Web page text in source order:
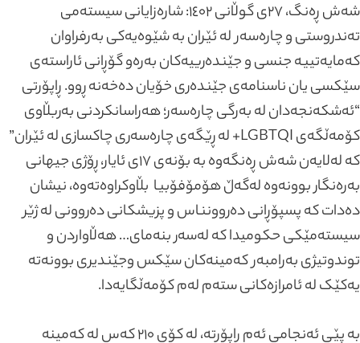
شەش ڕەنگ، ٢٧ی گوڵانی ١٤٠٢: شارەزایانی سیستەمی
تەندروستی و چارەسەر لە ئێران بە شێوەیەکی بەرفراوان
کەمایەتییە جنسی و جێندەرییەکان بەرەو گۆڕانی ئاراستەی
سێکسی یان ناسنامەی جێندەری خۆیان دەخەنە ڕوو. ڕاپۆرتی
“ئەشکەنجەدان لە بەرگی چارەسەر؛ هەراسانکردنی بەربڵاوی
کۆمەڵگەی LGBTQI+ لە ڕێگەی چارەسەری چاکسازی لە ئێران”
کە لەلایەن شەش ڕەنگەوە بە بۆنەی ١٧ی ئایار، ڕۆژی جیهانی
بەرەنگار بوونەوە لەگەڵ هۆمۆفۆبیا بڵاوکراوەتەوە، نیشان
دەدات کە پسپۆڕانی دەروونناس و پزیشکانی دەروونی لە ژێر
سیستەمێکی حکومیدا کە لەسەر بنەمای… هەڵاواردن و
توندوتیژی بەرامبەر کەمینەکان سێکس وجێندیری بوونەتە
یەکێک لە ئامرازەکانی ستەم لەم کۆمەڵگایەدا.
بە پێی ئەنجامی ئەم ڕاپۆرتە، لە کۆی ٢١٠ کەس لە کەمینە